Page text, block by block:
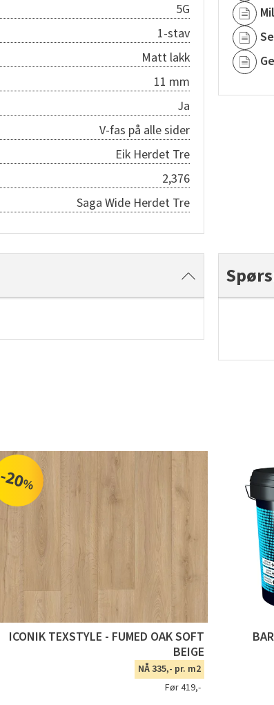
5G
1-stav
Matt lakk
11 mm
Ja
V-fas på alle sider
Eik Herdet Tre
2,376
Saga Wide Herdet Tre
-20%
ICONIK TEXSTYLE - FUMED OAK SOFT
BEIGE
NÅ 335,- pr. m2
Før 419,-